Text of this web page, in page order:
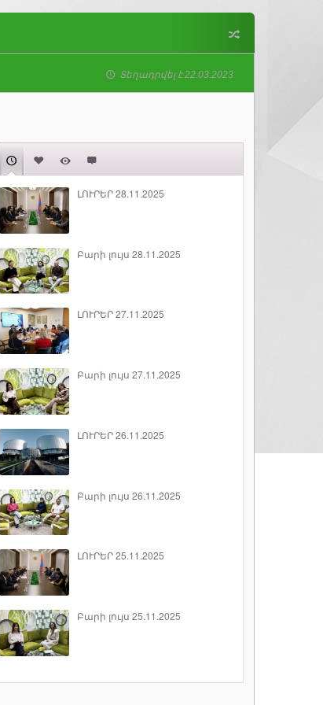
Տեղադրվել է 22.03.2023
ԼՈՒՐԵՐ 28.11.2025
Բարի լույս 28.11.2025
ԼՈՒՐԵՐ 27.11.2025
Բարի լույս 27.11.2025
ԼՈՒՐԵՐ 26.11.2025
Բարի լույս 26.11.2025
ԼՈՒՐԵՐ 25.11.2025
Բարի լույս 25.11.2025